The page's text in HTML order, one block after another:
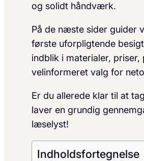
og solidt håndværk.
På de næste sider guider
første uforpligtende
indblik i materialer,
velinformeret valg for
Er du allerede klar til at
laver en grundig
læselyst!
Indholdsfortegnelse